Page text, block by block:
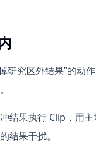
究区外结果”的动
结果执行 Clip，用
结果干扰。